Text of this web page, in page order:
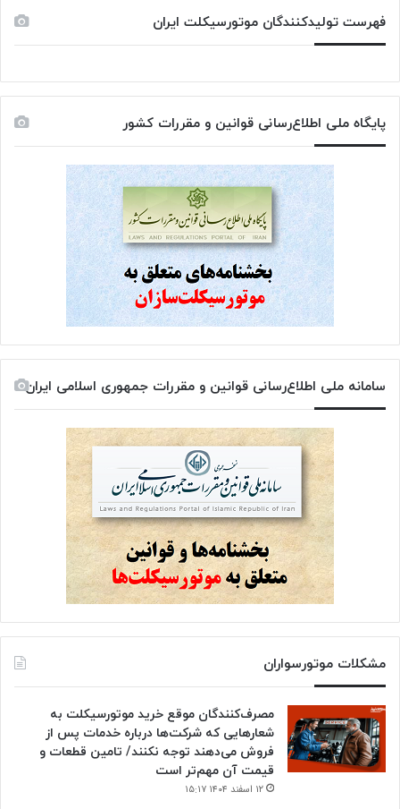
فهرست تولیدکنندگان موتورسیکلت ایران
پایگاه ملی اطلاع‌رسانی قوانین و مقررات کشور
سامانه ملی اطلاع‌رسانی قوانین و مقررات جمهوری اسلامی ایران
مشکلات موتورسواران
مصرف‌کنندگان موقع خرید موتورسیکلت به
شعارهایی که شرکت‌ها درباره خدمات پس از
فروش می‌دهند توجه نکنند/ تامین قطعات و
قیمت آن مهم‌تر است
۱۲ اسفند ۱۴۰۴ ۱۵:۱۷